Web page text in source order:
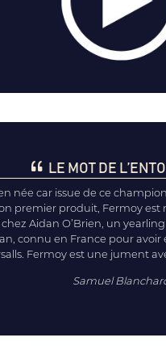
LE MOT DE
née car issue de ce
premier produit, Fermoy est
Aidan O’Brien, un
connu en France pour avoir
Fermoy est une jument
Samuel